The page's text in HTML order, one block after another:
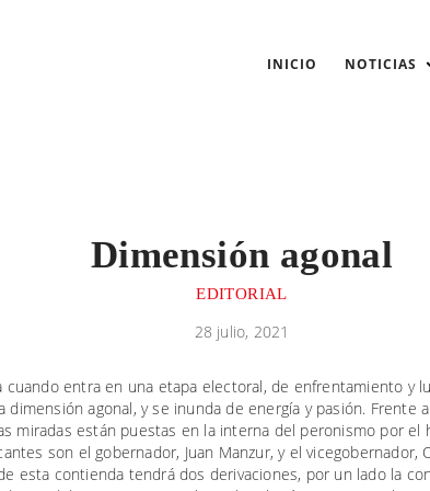
INICIO NOTICIAS
Dimensión agonal
EDITORIAL
28 julio, 2021
cuando entra en una etapa electoral, de enfrentamiento y
dimensión agonal, y se inunda de energía y pasión. Frente
miradas están puestas en la interna del peronismo por el
son el gobernador, Juan Manzur, y el vicegobernador,
esta contienda tendrá dos derivaciones, por un lado la